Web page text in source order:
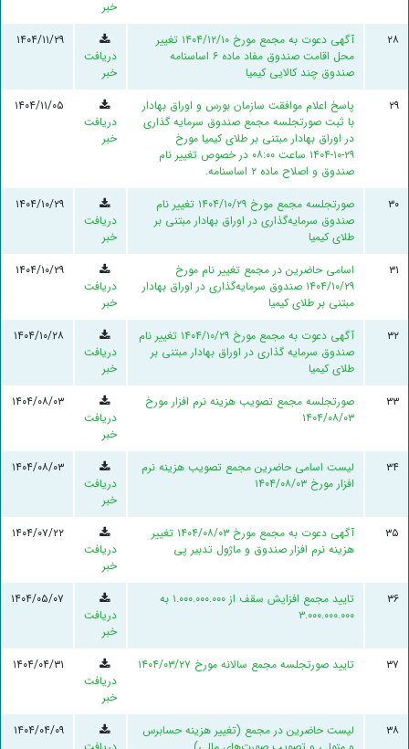
خبر
۲۸
آگهی دعوت به مجمع مورخ ۱۴۰۴/۱۲/۱۰ تغییر
محل اقامت صندوق مفاد ماده ۶ اساسنامه
صندوق چند کالایی کیمیا
دریافت
خبر
۱۴۰۴/۱۱/۲۹
۲۹
پاسخ اعلام موافقت سازمان بورس و اوراق بهادار
با ثبت صورتجلسه مجمع صندوق سرمایه گذاری
در اوراق بهادار مبتنی بر طلای کیمیا مورخ
۲۹-۱۰-۱۴۰۴ ساعت ۰۸:۰۰ در خصوص تغییر نام
صندوق و اصلاح ماده ۲ اساسنامه.
دریافت
خبر
۱۴۰۴/۱۱/۰۵
۳۰
صورتجلسه مجمع مورخ ۱۴۰۴/۱۰/۲۹ تغییر نام
صندوق سرمایه‌گذاری در اوراق بهادار مبتنی بر
طلای کیمیا
دریافت
خبر
۱۴۰۴/۱۰/۲۹
۳۱
اسامی حاضرین در مجمع تغییر نام مورخ
۱۴۰۴/۱۰/۲۹ صندوق سرمایه‌گذاری در اوراق بهادار
مبتنی بر طلای کیمیا
دریافت
خبر
۱۴۰۴/۱۰/۲۹
۳۲
آگهی دعوت به مجمع مورخ ۱۴۰۴/۱۰/۲۹ تغییر نام
صندوق سرمایه گذاری در اوراق بهادار مبتنی بر
طلای کیمیا
دریافت
خبر
۱۴۰۴/۱۰/۲۸
۳۳
صورتجلسه مجمع تصویب هزینه نرم افزار مورخ
۱۴۰۴/۰۸/۰۳
دریافت
خبر
۱۴۰۴/۰۸/۰۳
۳۴
لیست اسامی حاضرین مجمع تصویب هزینه نرم
افزار مورخ ۱۴۰۴/۰۸/۰۳
دریافت
خبر
۱۴۰۴/۰۸/۰۳
۳۵
آگهی دعوت به مجمع مورخ ۱۴۰۴/۰۸/۰۳ تغییر
هزینه نرم افزار صندوق و ماژول تدبیر پی
دریافت
خبر
۱۴۰۴/۰۷/۲۲
۳۶
تایید مجمع افزایش سقف از ۱.۰۰۰.۰۰۰.۰۰۰ به
۳.۰۰۰.۰۰۰.۰۰۰
دریافت
خبر
۱۴۰۴/۰۵/۰۷
۳۷
تایید صورتجلسه مجمع سالانه مورخ ۱۴۰۴/۰۳/۲۷
دریافت
خبر
۱۴۰۴/۰۴/۳۱
۳۸
لیست حاضرین در مجمع (تغییر هزینه حسابرس
۱۴۰۴/۰۴/۰۹